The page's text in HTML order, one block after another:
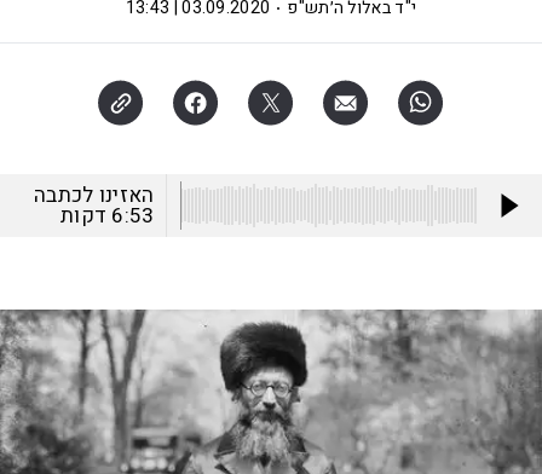
י"ד באלול ה׳תש"פ
03.09.2020 | 13:43
האזינו לכתבה
6:53 דקות